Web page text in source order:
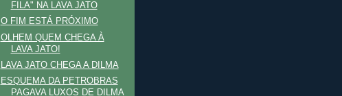
FILA" NA LAVA JATO
O FIM ESTÁ PRÓXIMO
OLHEM QUEM CHEGA À
LAVA JATO!
LAVA JATO CHEGA A DILMA
ESQUEMA DA PETROBRAS
PAGAVA LUXOS DE DILMA